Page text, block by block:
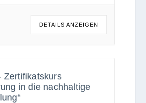
DETAILS ANZEI­GEN
Zertifikatskurs
in die nachhaltige